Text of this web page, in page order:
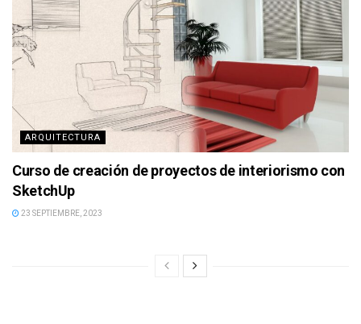
ARQUITECTURA
Curso de creación de proyectos de interiorismo con
SketchUp
23 SEPTIEMBRE, 2023